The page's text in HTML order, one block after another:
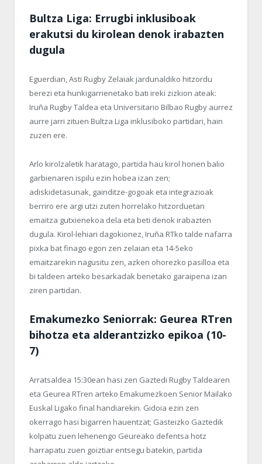
Bultza Liga: Errugbi inklusiboak
erakutsi du kirolean denok irabazten
dugula
Eguerdian, Asti Rugby Zelaiak jardunaldiko hitzordu
berezi eta hunkigarrienetako bati ireki zizkion ateak:
Iruña Rugby Taldea eta Universitario Bilbao Rugby aurrez
aurre jarri zituen Bultza Liga inklusiboko partidari, hain
zuzen ere.
Arlo kirolzaletik haratago, partida hau kirol honen balio
garbienaren ispilu ezin hobea izan zen;
adiskidetasunak, gainditze-gogoak eta integrazioak
berriro ere argi utzi zuten horrelako hitzorduetan
emaitza gutxienekoa dela eta beti denok irabazten
dugula. Kirol-lehiari dagokionez, Iruña RTko talde nafarra
pixka bat finago egon zen zelaian eta 14-5eko
emaitzarekin nagusitu zen, azken ohorezko pasilloa eta
bi taldeen arteko besarkadak benetako garaipena izan
ziren partidan.
Emakumezko Seniorrak: Geurea RTren
bihotza eta alderantzizko epikoa (10-
7)
Arratsaldea 15:30ean hasi zen Gaztedi Rugby Taldearen
eta Geurea RTren arteko Emakumezkoen Senior Mailako
Euskal Ligako final handiarekin. Gidoia ezin zen
okerrago hasi bigarren hauentzat; Gasteizko Gaztedik
kolpatu zuen lehenengo Geureako defentsa hotz
harrapatu zuen goiztiar entsegu batekin, partida